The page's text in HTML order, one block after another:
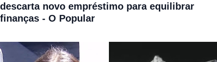
descarta novo empréstimo para equilibrar
finanças - O Popular